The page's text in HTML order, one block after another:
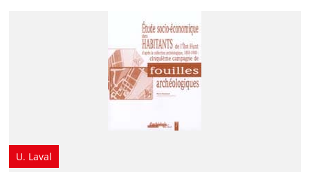
U. Laval